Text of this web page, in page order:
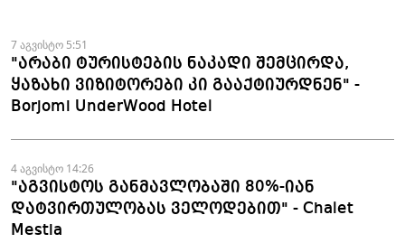
მომზადდა
7 აგვისტო 5:51
"არაბი ტურისტების ნაკადი შემცირდა,
ყაზახი ვიზიტორები კი გააქტიურდნენ" -
Borjomi UnderWood Hotel
4 აგვისტო 14:26
"აგვისტოს განმავლობაში 80%-იან
დატვირთულობას ველოდებით" - Chalet
Mestia